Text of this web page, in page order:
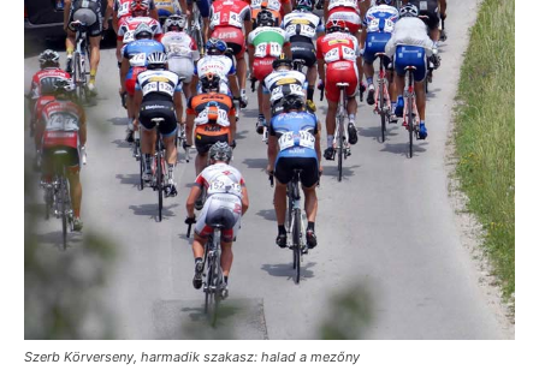
Szerb Körverseny, harmadik szakasz: halad a mezőny